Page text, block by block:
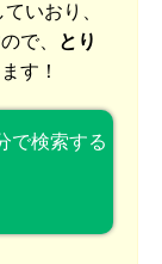
ていおり、
で、
とり
す！
で検索する